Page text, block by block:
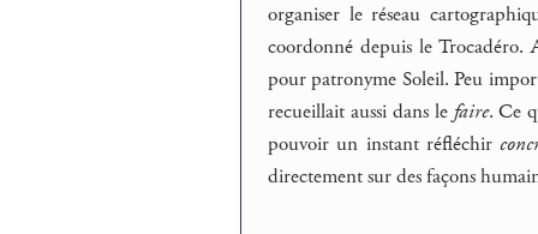
organiser le réseau
coordonné depuis le Trocadéro.
pour patronyme Soleil. Peu
recueillait aussi dans le faire. Ce
pouvoir un instant réfléchir
directement sur des façons